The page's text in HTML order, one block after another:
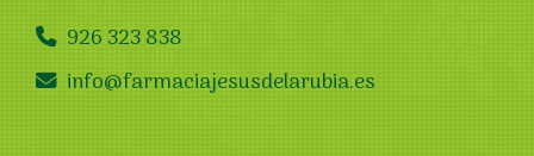
926 323 838
info farmaciajesusdelarubia.es